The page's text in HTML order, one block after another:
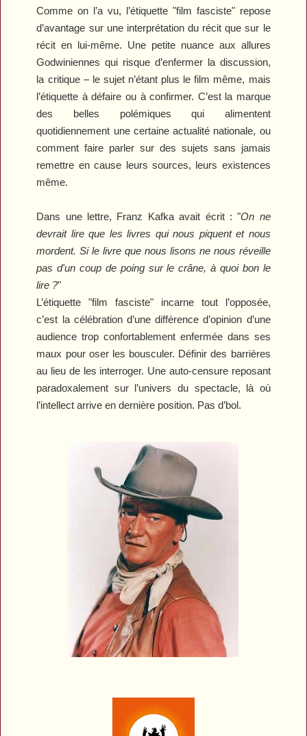
Comme on l’a vu, l’étiquette "film fasciste" repose
d’avantage sur une interprétation du récit que sur le
récit en lui-même. Une petite nuance aux allures
Godwiniennes qui risque d’enfermer la discussion,
la critique – le sujet n’étant plus le film même, mais
l’étiquette à défaire ou à confirmer. C’est la marque
des belles polémiques qui alimentent
quotidiennement une certaine actualité nationale, ou
comment faire parler sur des sujets sans jamais
remettre en cause leurs sources, leurs existences
même.
Dans une lettre, Franz Kafka avait écrit : "On ne
devrait lire que les livres qui nous piquent et nous
mordent. Si le livre que nous lisons ne nous réveille
pas d'un coup de poing sur le crâne, à quoi bon le
lire ?"
L’étiquette "film fasciste" incarne tout l’opposée,
c’est la célébration d’une différence d’opinion d’une
audience trop confortablement enfermée dans ses
maux pour oser les bousculer. Définir des barrières
au lieu de les interroger. Une auto-censure reposant
paradoxalement sur l’univers du spectacle, là où
l’intellect arrive en dernière position. Pas d’bol.